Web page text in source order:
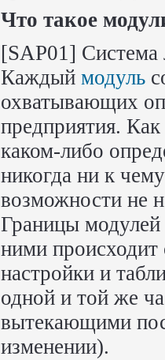
Что такое
[SAP01] Система
Каждый модуль
охватывающих
предприятия. Как
каком-либо
никогда ни к
возможности не
Границы модулей
ними
настройки и
одной и той же
вытекающими
изменении).